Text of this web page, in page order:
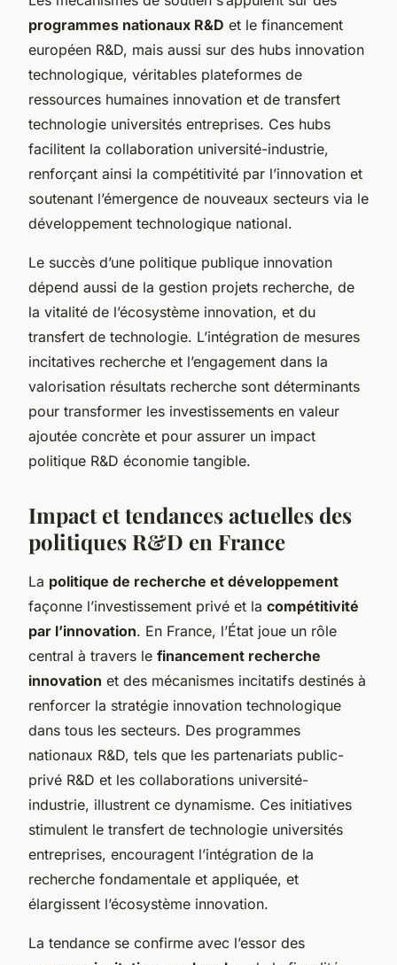
programmes nationaux R&D et le financement
européen R&D, mais aussi sur des hubs innovation
technologique, véritables plateformes de
ressources humaines innovation et de transfert
technologie universités entreprises. Ces hubs
facilitent la collaboration université-industrie,
renforçant ainsi la compétitivité par l’innovation et
soutenant l’émergence de nouveaux secteurs via le
développement technologique national.
Le succès d’une politique publique innovation
dépend aussi de la gestion projets recherche, de
la vitalité de l’écosystème innovation, et du
transfert de technologie. L’intégration de mesures
incitatives recherche et l’engagement dans la
valorisation résultats recherche sont déterminants
pour transformer les investissements en valeur
ajoutée concrète et pour assurer un impact
politique R&D économie tangible.
Impact et tendances actuelles des
politiques R&D en France
La politique de recherche et développement
façonne l’investissement privé et la compétitivité
par l’innovation. En France, l’État joue un rôle
central à travers le financement recherche
innovation et des mécanismes incitatifs destinés à
renforcer la stratégie innovation technologique
dans tous les secteurs. Des programmes
nationaux R&D, tels que les partenariats public-
privé R&D et les collaborations université-
industrie, illustrent ce dynamisme. Ces initiatives
stimulent le transfert de technologie universités
entreprises, encouragent l’intégration de la
recherche fondamentale et appliquée, et
élargissent l’écosystème innovation.
La tendance se confirme avec l’essor des